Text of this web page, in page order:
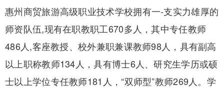
惠州商贸旅游高级职业技术学校拥有一-支实力雄厚的
师资队伍,现有在职教职工670多人，其中专任教师
486人,客座教授、校外兼职兼课教师98人，具有副高
以上职称教师134人，具有博士6人、研究生学历或硕
士以上学位专任教师181人，“双师型”教师269人。学